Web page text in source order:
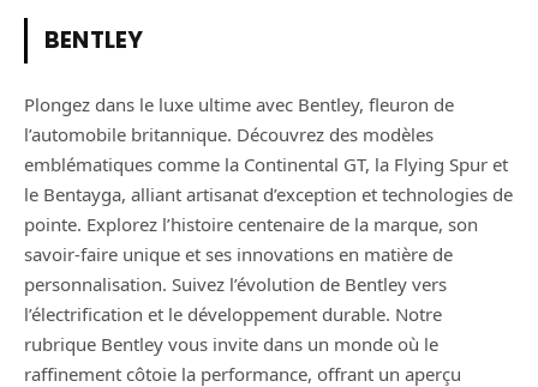
BENTLEY
Plongez dans le luxe ultime avec Bentley, fleuron de
l’automobile britannique. Découvrez des modèles
emblématiques comme la Continental GT, la Flying Spur et
le Bentayga, alliant artisanat d’exception et technologies de
pointe. Explorez l’histoire centenaire de la marque, son
savoir-faire unique et ses innovations en matière de
personnalisation. Suivez l’évolution de Bentley vers
l’électrification et le développement durable. Notre
rubrique Bentley vous invite dans un monde où le
raffinement côtoie la performance, offrant un aperçu